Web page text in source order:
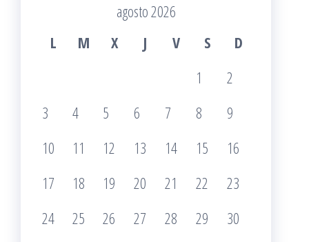
agosto 2026
L
M X J V S
D
1
2
3
4 5 6 7 8
9
10
11 12 13 14 15
16
17
18 19 20 21 22
23
24
25 26 27 28 29
30